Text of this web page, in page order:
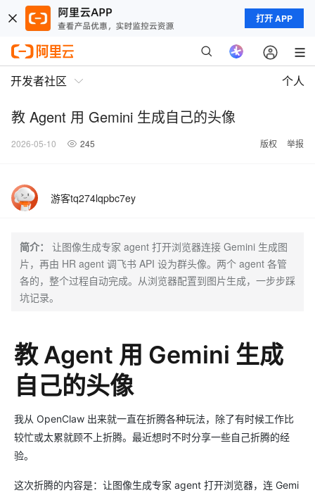
打开 APP
开发者社区 个人
教 Agent 用 Gemini 生成自己的头像
2026-05-10 245 版权 举报
游客tq274lqpbc7ey
简介：
让图像生成专家 agent 打开浏览器连接 Gemini 生成图
片，再由 HR agent 调飞书 API 设为群头像。两个 agent 各管
各的，整个过程自动完成。从浏览器配置到图片生成，一步步踩
坑记录。
教 Agent 用 Gemini 生成
自己的头像
我从 OpenClaw 出来就一直在折腾各种玩法，除了有时候工作比
较忙或太累就顾不上折腾。最近想时不时分享一些自己折腾的经
验。
这次折腾的内容是：让图像生成专家 agent 打开浏览器，连 Gemi